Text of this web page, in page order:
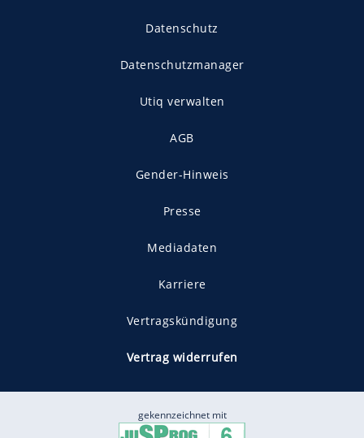
Datenschutz
Datenschutzmanager
Utiq verwalten
AGB
Gender-Hinweis
Presse
Mediadaten
Karriere
Vertragskündigung
Vertrag widerrufen
gekennzeichnet mit